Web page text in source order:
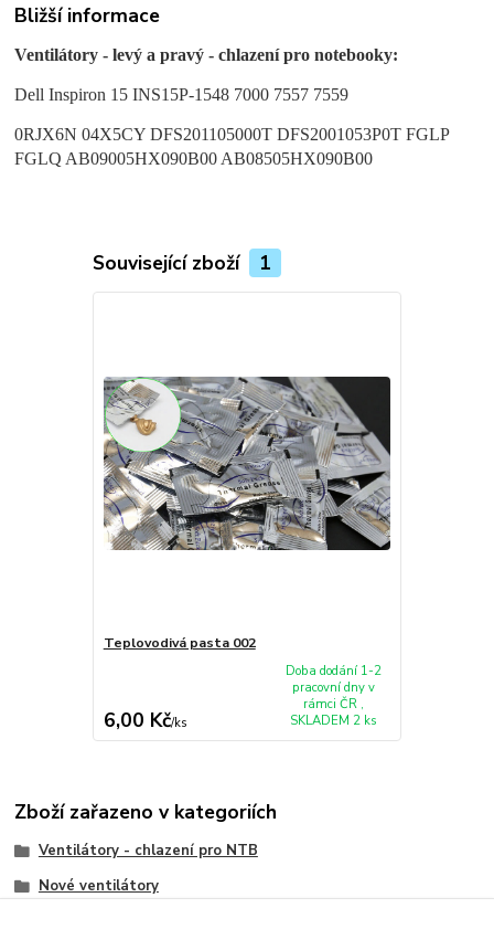
Bližší informace
Ventilátory - levý a pravý - chlazení pro notebooky:
Dell Inspiron 15 INS15P-1548 7000 7557 7559
0RJX6N 04X5CY DFS201105000T DFS2001053P0T FGLP
FGLQ AB09005HX090B00 AB08505HX090B00
Související zboží 1
Teplovodivá pasta 002
6,00 Kč/ks
Doba dodání 1-2
pracovní dny v
rámci ČR ,
SKLADEM 2 ks
Zboží zařazeno v kategoriích
Ventilátory - chlazení pro NTB
Nové ventilátory